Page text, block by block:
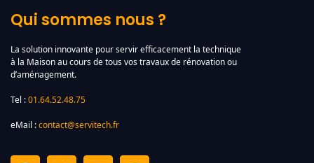
Qui sommes nous ?
La solution innovante pour servir efficacement la technique
à la Maison au cours de tous vos travaux de rénovation ou
d’aménagement.
Tel :01.64.52.48.75
eMail :contact@servitech.fr